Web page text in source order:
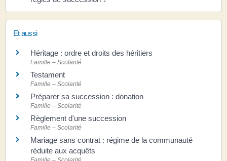
Et aussi
Héritage : ordre et droits des héritiers
Famille – Scolarité
Testament
Famille – Scolarité
Préparer sa succession : donation
Famille – Scolarité
Règlement d'une succession
Famille – Scolarité
Mariage sans contrat : régime de la communauté
réduite aux acquêts